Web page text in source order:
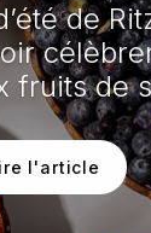
de
fruits de
l'article